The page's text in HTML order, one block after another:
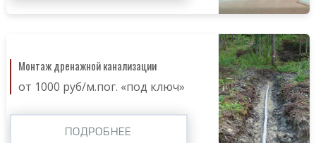
Монтаж дренажной канализации
от 1000 руб/м.пог. «под ключ»
ПОДРОБНЕЕ